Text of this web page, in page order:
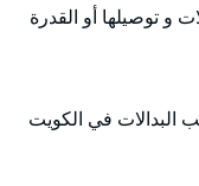
و توصيلها أو القدرة
في الكويت